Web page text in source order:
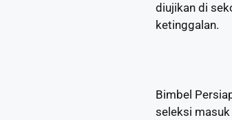
diujikan di
ketinggalan.
Bimbel
seleksi